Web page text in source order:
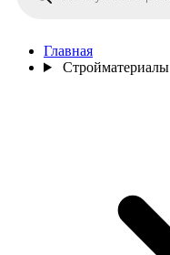
Главная
Стройматериалы